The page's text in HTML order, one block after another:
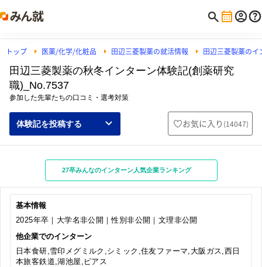
トップ 医薬/化学/化粧品 田辺三菱製薬の就活情報 田辺三菱製薬の
田辺三菱製薬の秋冬インターン体験記(創薬研究
職)_No.7537
参加した先輩たちの口コミ・選考対策
体験記を投稿する お気に入り (14047)
27卒みんなのインターン人気企業ランキング
基本情報
2025年卒｜大学名非公開｜性別非公開｜文理非公開
他企業でのインターン
日本食研,雪印メグミルク,シミック,住友ファーマ,大阪ガス,西日
本旅客鉄道,湖池屋,ピアス